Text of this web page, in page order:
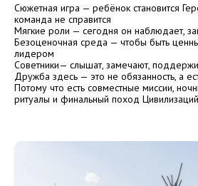
Сюжетная игра — ребёнок становится
команда не справится
Мягкие роли — сегодня он наблюдает,
Безоценочная среда — чтобы быть
лидером
Советники— слышат, замечают,
Дружба здесь — это не обязанность, а
Потому что есть совместные миссии,
ритуалы и финальный поход